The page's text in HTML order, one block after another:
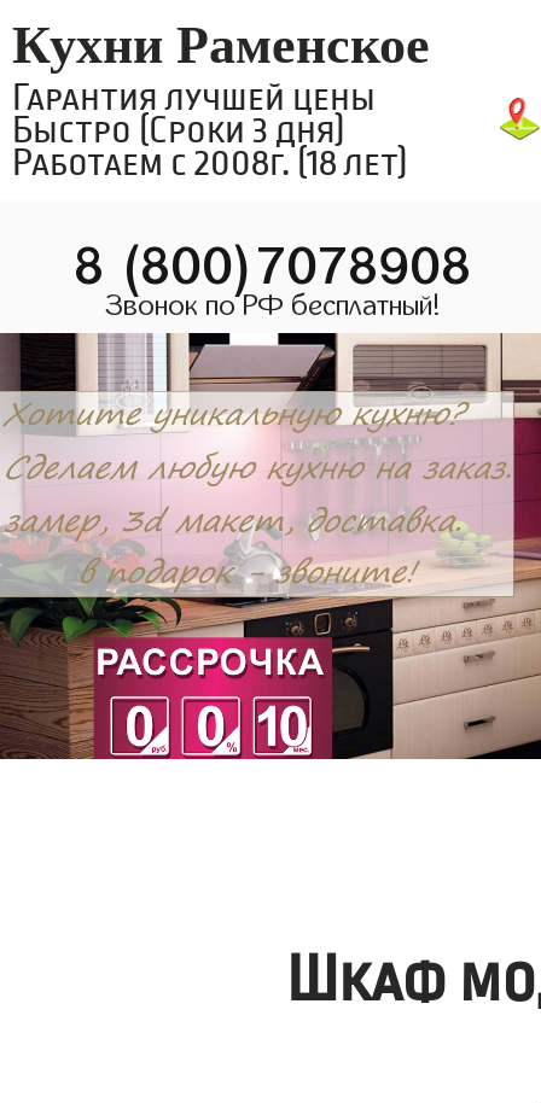
Кухни Раменское
Гарантия лучшей цены
Быстро (Сроки 3 дня)
Работаем с 2008г. (18 лет)
8 (800)7078908
Звонок по РФ бесплатный!
Шкаф